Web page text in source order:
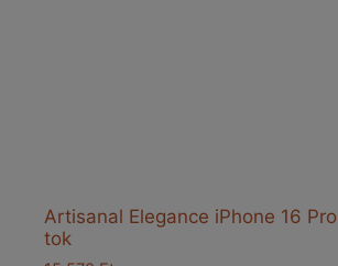
Artisanal Elegance iPhone 16 Pro
tok